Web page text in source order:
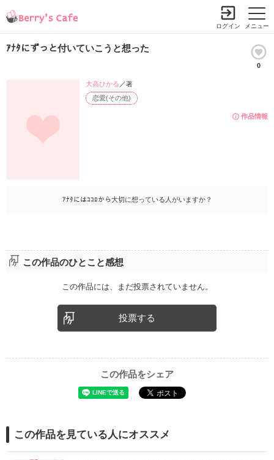
メニュー
ログイン
ｱﾅﾀにずっと付いていこうと想った
0
作品情報
恋愛(その他)
大高ひかる ／著
ｱﾅﾀにはｺｺﾛから大切に想っている人がいますか？
この作品のひとこと感想
この作品には、まだ投票されていません。
投票する
この作品をシェア
この作品を見ている人にオススメ